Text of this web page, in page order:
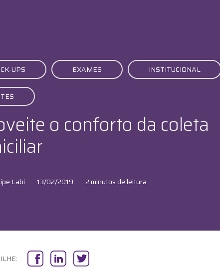
UPS EXAMES INSTITUCIONAL
o conforto da coleta
Labi 13/02/2019 2 minutos de leitura